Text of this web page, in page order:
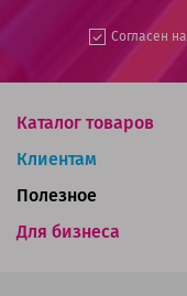
Согласен на
Каталог товаров
Клиентам
Для бизнеса
Полезное